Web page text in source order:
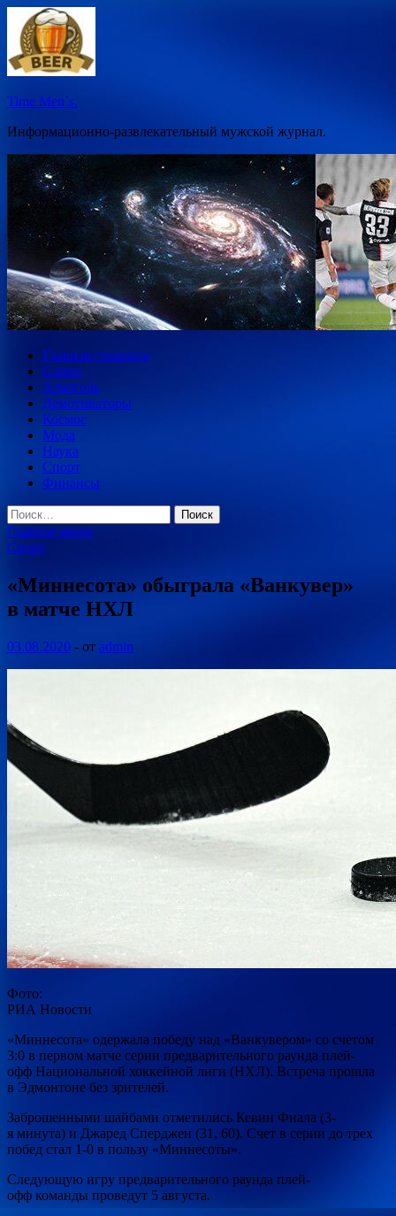
Перейти
содержимому
Time Men`s.
Информационно-развлекательный мужской журнал.
Главная страница
Games
Алкоголь
Демотиваторы
Космос
Мода
Наука
Спорт
Финансы
Найти:
Главное меню
Спорт
«Миннесота» обыграла «Ванкувер»
в матче НХЛ
03.08.2020 - от admin
Фото:
РИА Новости
«Миннесота» одержала победу над «Ванкувером» со счетом
3:0 в первом матче серии предварительного раунда плей-
офф Национальной хоккейной лиги (НХЛ). Встреча прошла
в Эдмонтоне без зрителей.
Заброшенными шайбами отметились Кевин Фиала (3-
я минута) и Джаред Сперджен (31, 60). Счет в серии до трех
побед стал 1-0 в пользу «Миннесоты».
Следующую игру предварительного раунда плей-
офф команды проведут 5 августа.